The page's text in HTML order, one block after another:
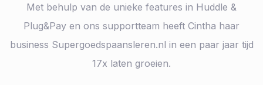
Met behulp van de unieke features in Huddle &
Plug&Pay en ons supportteam heeft Cintha haar
business Supergoedspaansleren.nl in een paar jaar tijd
17x laten groeien.